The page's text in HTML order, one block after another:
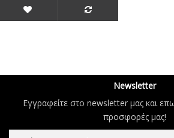
Newsletter
Εγγραφείτε στο newsletter μας και
προσφορές μας!